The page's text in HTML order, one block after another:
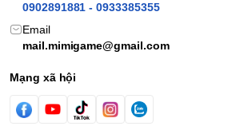
0902891881 - 0933385355
Email
mail.mimigame@gmail.com
Mạng xã hội